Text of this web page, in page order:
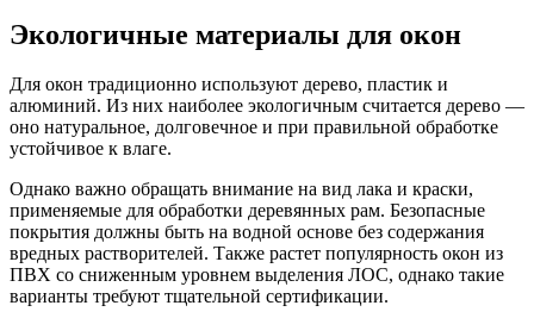
Экологичные материалы для окон
Для окон традиционно используют дерево, пластик и
алюминий. Из них наиболее экологичным считается дерево —
оно натуральное, долговечное и при правильной обработке
устойчивое к влаге.
Однако важно обращать внимание на вид лака и краски,
применяемые для обработки деревянных рам. Безопасные
покрытия должны быть на водной основе без содержания
вредных растворителей. Также растет популярность окон из
ПВХ со сниженным уровнем выделения ЛОС, однако такие
варианты требуют тщательной сертификации.